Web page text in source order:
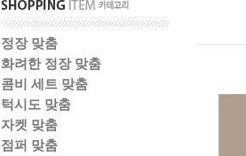
정장 맞춤
화려한 정장 맞춤
콤비 세트 맞춤
턱시도 맞춤
자켓 맞춤
점퍼 맞춤